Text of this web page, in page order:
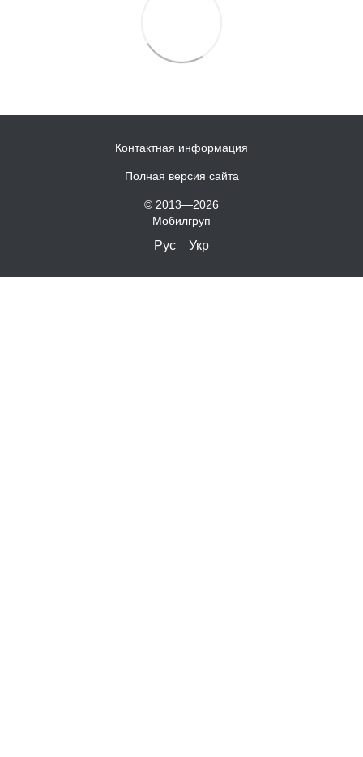
Контактная информация
Полная версия сайта
© 2013—2026
Мобилгруп
Рус Укр